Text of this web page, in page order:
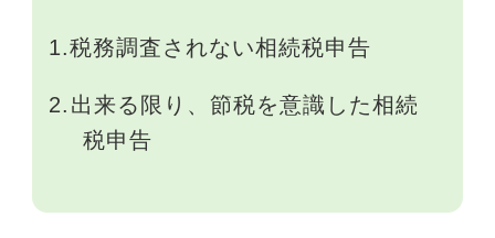
1.税務調査されない相続税申告
2.出来る限り、節税を意識した相続
税申告